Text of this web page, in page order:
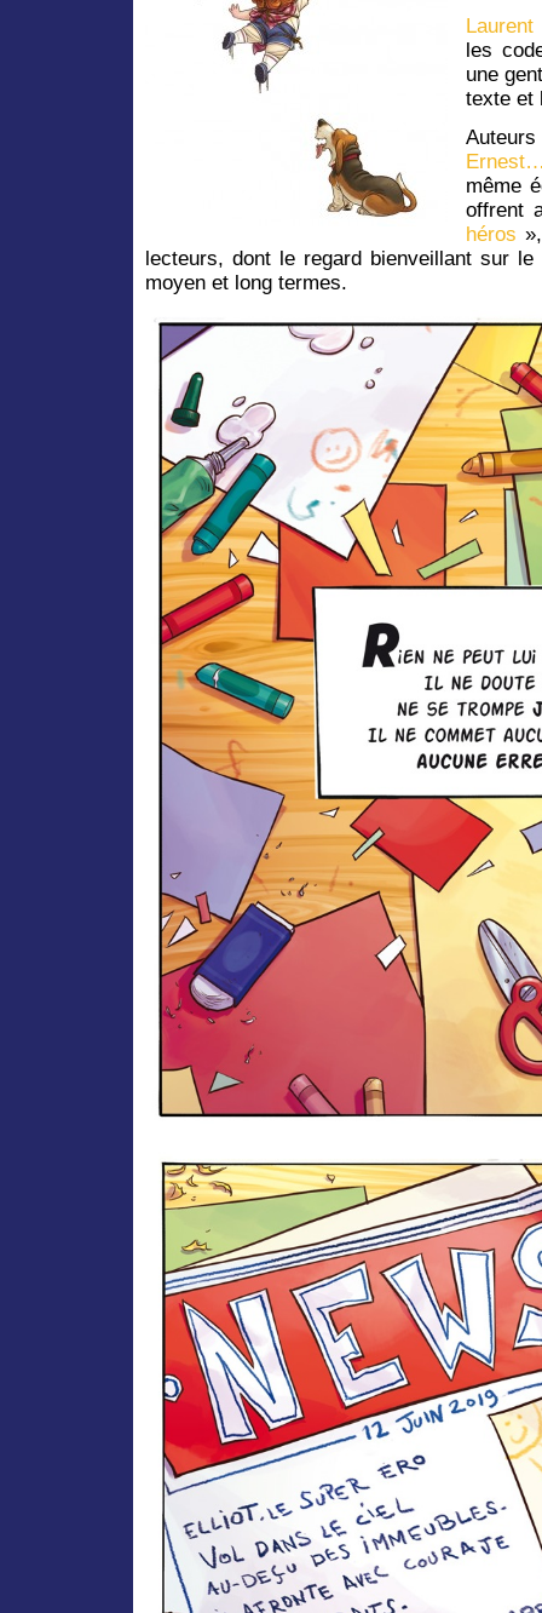
les
une
texte et
même
offrent
héros
lecteurs, dont le regard bienveillant sur
moyen et long termes.